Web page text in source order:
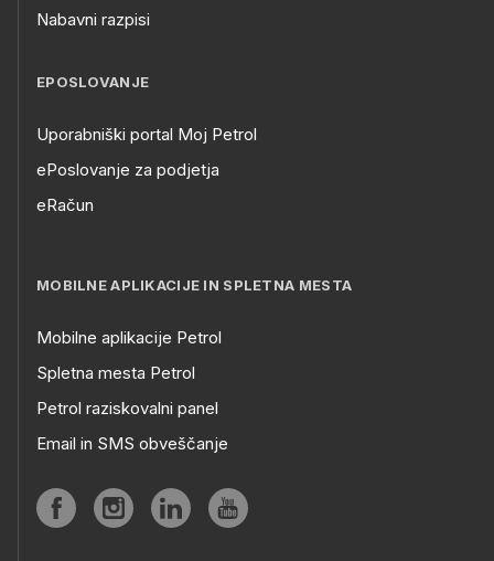
Nabavni razpisi
EPOSLOVANJE
Uporabniški portal Moj Petrol
ePoslovanje za podjetja
eRačun
MOBILNE APLIKACIJE IN SPLETNA MESTA
Mobilne aplikacije Petrol
Spletna mesta Petrol
Petrol raziskovalni panel
Email in SMS obveščanje